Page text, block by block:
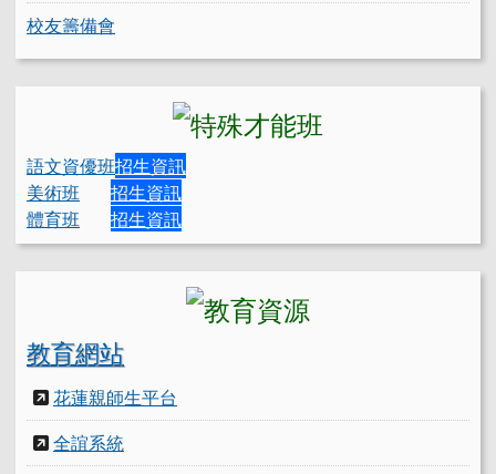
校友籌備會
語文資優班招生資訊
美術班
招生資訊
體育班
招生資訊
教育網站
花蓮親師生平台
全誼系統